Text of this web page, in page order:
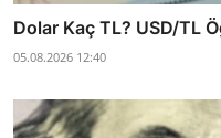
Dolar Kaç TL? USD/TL
05.08.2026 12:40